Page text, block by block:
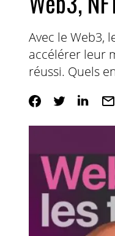
Avec le Web3,
accélérer leur
réussi. Quels